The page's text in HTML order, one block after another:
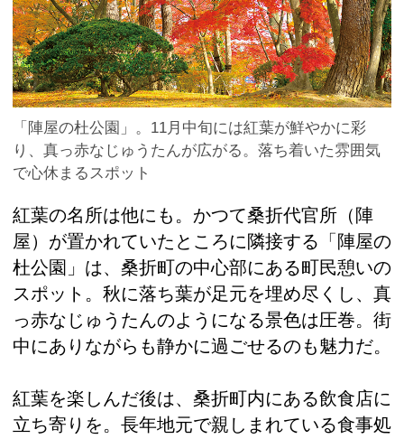
「陣屋の杜公園」。11月中旬には紅葉が鮮やかに彩
り、真っ赤なじゅうたんが広がる。落ち着いた雰囲気
で心休まるスポット
紅葉の名所は他にも。かつて桑折代官所（陣
屋）が置かれていたところに隣接する「陣屋の
杜公園」は、桑折町の中心部にある町民憩いの
スポット。秋に落ち葉が足元を埋め尽くし、真
っ赤なじゅうたんのようになる景色は圧巻。街
中にありながらも静かに過ごせるのも魅力だ。
紅葉を楽しんだ後は、桑折町内にある飲食店に
立ち寄りを。長年地元で親しまれている食事処